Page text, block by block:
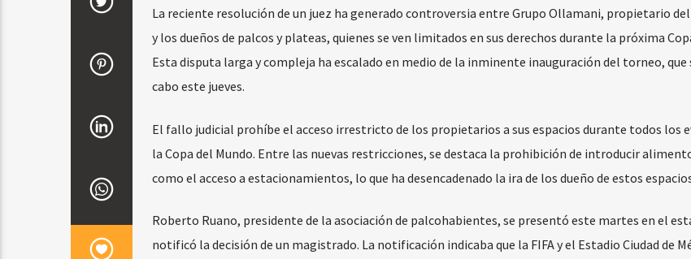
La reciente resolución de un juez ha generado controversia entre Grupo Ollamani, propietario
y los dueños de palcos y plateas, quienes se ven limitados en sus derechos durante la próxima
Esta disputa larga y compleja ha escalado en medio de la inminente inauguración del torneo, que
cabo este jueves.
El fallo judicial prohíbe el acceso irrestricto de los propietarios a sus espacios durante todos los
la Copa del Mundo. Entre las nuevas restricciones, se destaca la prohibición de introducir
como el acceso a estacionamientos, lo que ha desencadenado la ira de los dueño de estos
Roberto Ruano, presidente de la asociación de palcohabientes, se presentó este martes en el
notificó la decisión de un magistrado. La notificación indicaba que la FIFA y el Estadio Ciudad de